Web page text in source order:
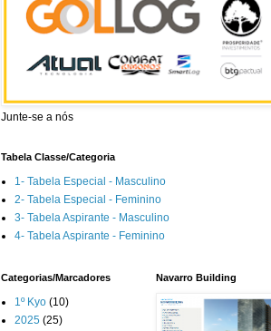
Junte-se a nós
Tabela Classe/Categoria
1- Tabela Especial - Masculino
2- Tabela Especial - Feminino
3- Tabela Aspirante - Masculino
4- Tabela Aspirante - Feminino
Categorias/Marcadores
1º Kyo (10)
2025 (25)
Navarro Building